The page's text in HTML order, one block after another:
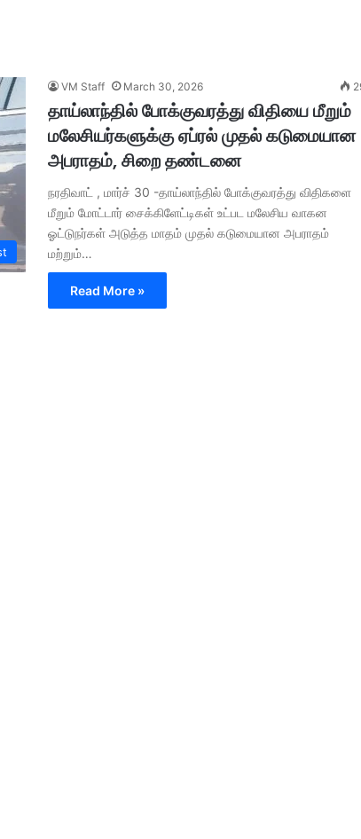
VM Staff March 30, 2026
தாய்லாந்தில் போக்குவரத்து விதியை மீறும்
மலேசியர்களுக்கு ஏப்ரல் முதல் கடுமையான
அபராதம், சிறை தண்டனை
நரதிவாட் , மார்ச் 30 -தாய்லாந்தில் போக்குவரத்து விதிகளை
மீறும் மோட்டார் சைக்கிளேட்டிகள் உட்பட மலேசிய வாகன
ஓட்டுநர்கள் அடுத்த மாதம் முதல் கடுமையான அபராதம்
மற்றும்…
Read More »